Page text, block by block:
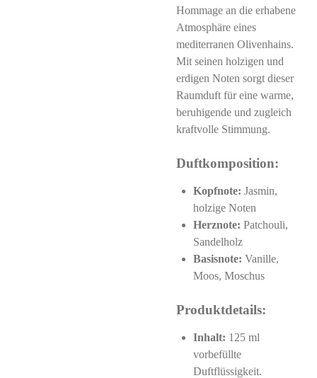
Hommage an die erhabene
Atmosphäre eines
mediterranen Olivenhains.
Mit seinen holzigen und
erdigen Noten sorgt dieser
Raumduft für eine warme,
beruhigende und zugleich
kraftvolle Stimmung.
Duftkomposition:
Kopfnote: Jasmin,
holzige Noten
Herznote: Patchouli,
Sandelholz
Basisnote: Vanille,
Moos, Moschus
Produktdetails:
Inhalt: 125 ml
vorbefüllte
Duftflüssigkeit.